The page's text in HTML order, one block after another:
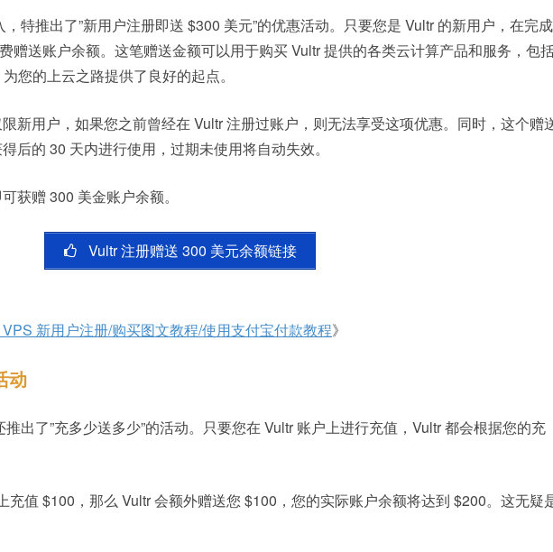
特推出了”新用户注册即送 $300 美元”的优惠活动。只要您是 Vultr 的新用户，在完成
赠送账户余额。这笔赠送金额可以用于购买 Vultr 提供的各类云计算产品和服务，包
您的上云之路提供了良好的起点。
新用户，如果您之前曾经在 Vultr 注册过账户，则无法享受这项优惠。同时，这个赠
后的 30 天内进行使用，过期未使用将自动失效。
获赠 300 美金账户余额。
Vultr 注册赠送 300 美元余额链接
新用户注册/购买图文教程/使用支付宝付款教程》
动
出了”充多少送多少”的活动。只要您在 Vultr 账户上进行充值，Vultr 都会根据您的充
充值 $100，那么 Vultr 会额外赠送您 $100，您的实际账户余额将达到 $200。这无疑